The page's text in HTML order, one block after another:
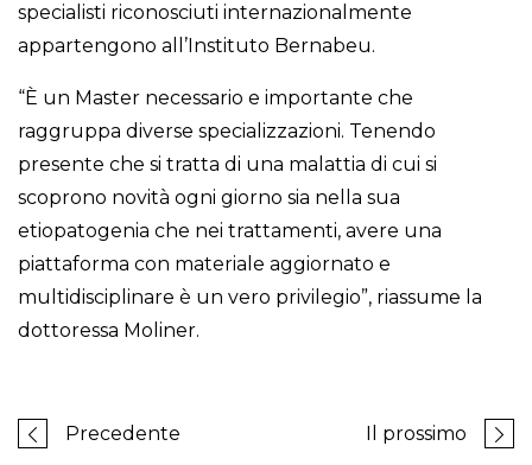
specialisti riconosciuti internazionalmente
appartengono all’Instituto Bernabeu.
“È un Master necessario e importante che
raggruppa diverse specializzazioni. Tenendo
presente che si tratta di una malattia di cui si
scoprono novità ogni giorno sia nella sua
etiopatogenia che nei trattamenti, avere una
piattaforma con materiale aggiornato e
multidisciplinare è un vero privilegio”, riassume la
dottoressa Moliner.
Precedente Il prossimo